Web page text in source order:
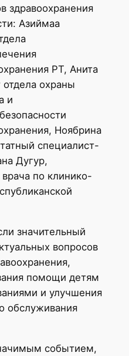
здравоохранения
Азиймаа
РТ, Анита
отдела охраны
и
Ноябрина
специалист-
Дугур,
врача по клинико-
значительный
вопросов
помощи детям
и улучшения
обслуживания
событием,